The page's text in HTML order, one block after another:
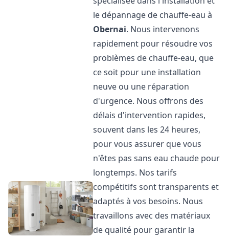
le dépannage de chauffe-eau à
Obernai. Nous intervenons
rapidement pour résoudre vos
problèmes de chauffe-eau, que
ce soit pour une installation
neuve ou une réparation
d'urgence. Nous offrons des
délais d'intervention rapides,
souvent dans les 24 heures,
pour vous assurer que vous
n'êtes pas sans eau chaude pour
longtemps. Nos tarifs
compétitifs sont transparents et
adaptés à vos besoins. Nous
travaillons avec des matériaux
de qualité pour garantir la